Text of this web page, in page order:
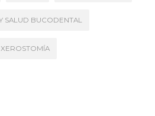
SALUD BUCODENTAL
XEROSTOMÍA